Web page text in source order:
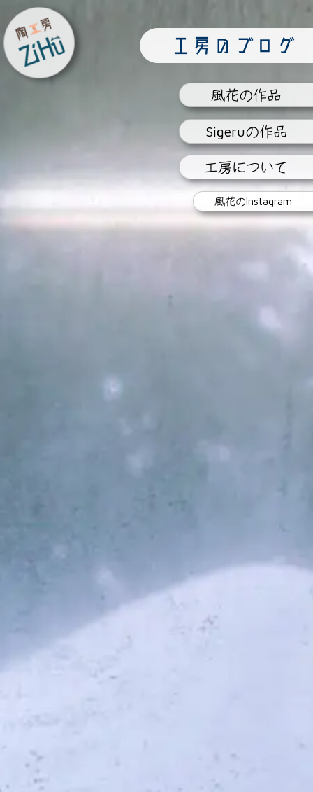
陶工房
ZiHu 工房のブログ
風花の作品
Sigeruの作品
工房について
風花のInstagram